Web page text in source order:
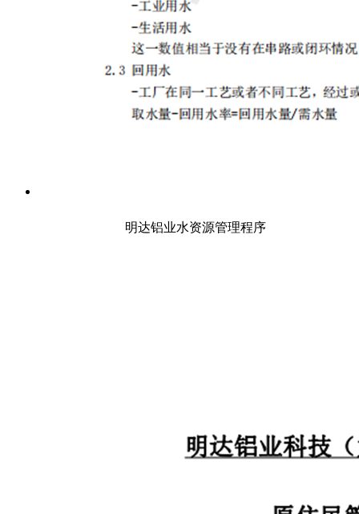
明达铝业水资源管理程序